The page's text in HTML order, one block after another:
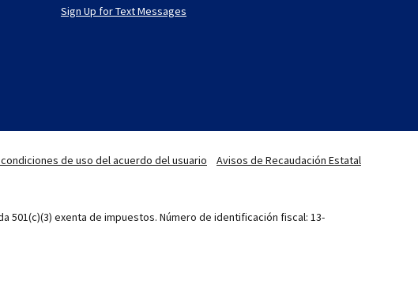
Sign Up for Text Messages
de uso del acuerdo del usuario Avisos de Recaudación Estatal
501(c)(3) exenta de impuestos. Número de identificación fiscal: 13-